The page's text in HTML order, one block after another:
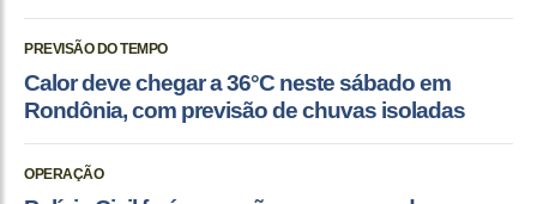
PREVISÃO DO TEMPO
Calor deve chegar a 36°C neste sábado em
Rondônia, com previsão de chuvas isoladas
OPERAÇÃO